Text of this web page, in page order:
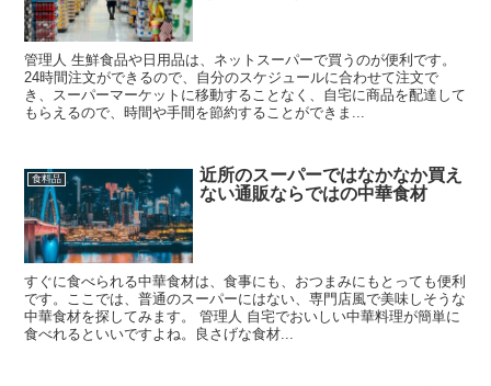
管理人 生鮮食品や日用品は、ネットスーパーで買うのが便利です。
24時間注文ができるので、自分のスケジュールに合わせて注文で
き、スーパーマーケットに移動することなく、自宅に商品を配達して
もらえるので、時間や手間を節約することができま...
食料品
近所のスーパーではなかなか買え
ない通販ならではの中華食材
すぐに食べられる中華食材は、食事にも、おつまみにもとっても便利
です。ここでは、普通のスーパーにはない、専門店風で美味しそうな
中華食材を探してみます。 管理人 自宅でおいしい中華料理が簡単に
食べれるといいですよね。良さげな食材...